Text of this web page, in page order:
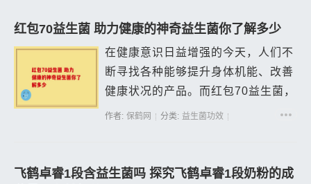
吗？本文...
红包70益生菌 助力健康的神奇益生菌你了解多少
在健康意识日益增强的今天，人们不
断寻找各种能够提升身体机能、改善
健康状况的产品。而红包70益生菌，
正逐渐成为健康领域的一颗新星。
有...
作者: 保鹤网 分类: 益生菌功效
飞鹤卓睿1段含益生菌吗 探究飞鹤卓睿1段奶粉的成